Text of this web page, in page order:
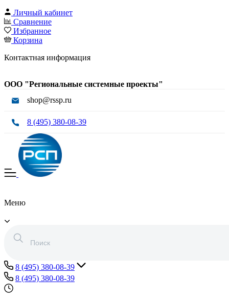
Личный кабинет
Сравнение
Избранное
Корзина
Контактная информация
ООО "Региональные системные проекты"
shop@rssp.ru
8 (495) 380-08-39
Меню
8 (495) 380-08-39
8 (495) 380-08-39